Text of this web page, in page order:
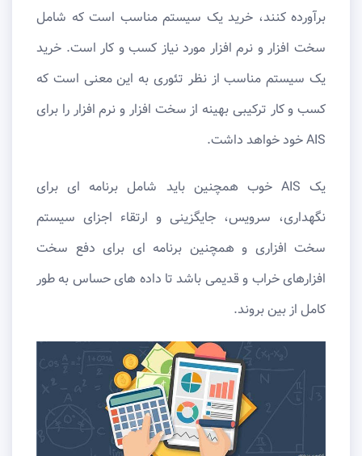
برآورده کنند، خرید یک سیستم مناسب است که شامل
سخت ‌افزار و نرم ‌افزار مورد نیاز کسب‌ و کار است. خرید
یک سیستم مناسب از نظر تئوری به این معنی است که
کسب و کار ترکیبی بهینه از سخت افزار و نرم افزار را برای
AIS خود خواهد داشت.
یک AIS خوب همچنین باید شامل برنامه ای برای
نگهداری، سرویس، جایگزینی و ارتقاء اجزای سیستم
سخت افزاری و همچنین برنامه ای برای دفع سخت
افزارهای خراب و قدیمی باشد تا داده های حساس به طور
کامل از بین بروند.